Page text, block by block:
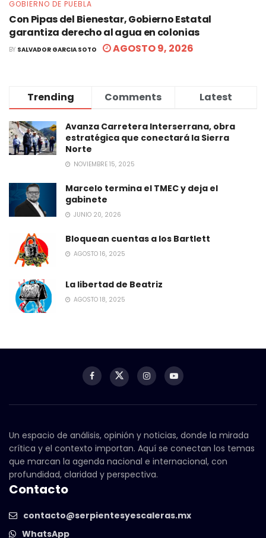
GOBIERNO DE PUEBLA
Con Pipas del Bienestar, Gobierno Estatal
garantiza derecho al agua en colonias
BY SALVADOR GARCIA SOTO AGOSTO 9, 2026
Trending Comments Latest
Avanza Carretera Interserrana, obra
estratégica que conectará la Sierra
Norte
NOVIEMBRE 15, 2025
Marcelo termina el TMEC y deja el
gabinete
JUNIO 20, 2026
Bloquean cuentas a los Bartlett
AGOSTO 16, 2025
La libertad de Beatriz
AGOSTO 18, 2025
Un espacio de análisis, opinión y noticias, donde la mirada
crítica y el contexto importan. Aquí se conectan los temas
que marcan la agenda nacional e internacional, con
profundidad, claridad y perspectiva.
Contacto
contacto@serpientesyescaleras.mx
WhatsApp